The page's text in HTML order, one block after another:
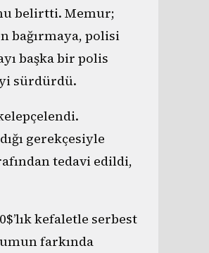
belirtti. Memur;
bağırmaya, polisi
başka bir polis
sürdürdü.
gerekçesiyle
tedavi edildi,
kefaletle serbest
farkında